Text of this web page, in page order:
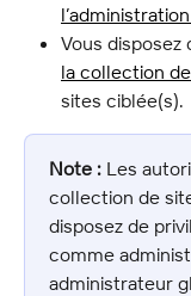
Vous disposez
la collection
sites ciblée(s).
Note : Les
collection de
disposez de
comme
administrateur